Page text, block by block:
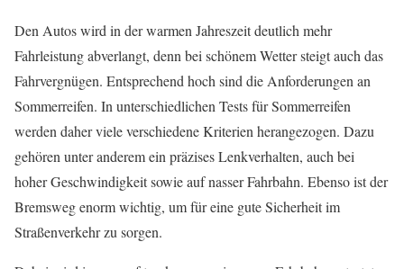
Den Autos wird in der warmen Jahreszeit deutlich mehr
Fahrleistung abverlangt, denn bei schönem Wetter steigt auch das
Fahrvergnügen. Entsprechend hoch sind die Anforderungen an
Sommerreifen. In unterschiedlichen Tests für Sommerreifen
werden daher viele verschiedene Kriterien herangezogen. Dazu
gehören unter anderem ein präzises Lenkverhalten, auch bei
hoher Geschwindigkeit sowie auf nasser Fahrbahn. Ebenso ist der
Bremsweg enorm wichtig, um für eine gute Sicherheit im
Straßenverkehr zu sorgen.